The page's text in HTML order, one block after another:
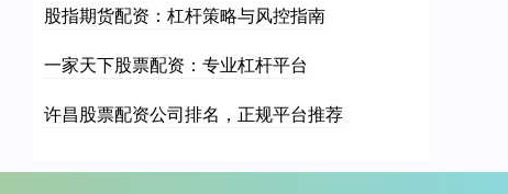
股指期货配资：杠杆策略与风控指南
一家天下股票配资：专业杠杆平台
许昌股票配资公司排名，正规平台推荐